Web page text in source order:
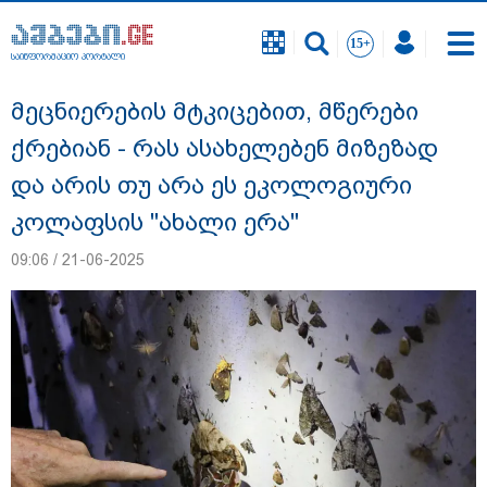
საინფორმაციო პორტალი
"სანაპირო რაიონებში მოსალოდნელია
წვიმა" - გარემოს ეროვნული სააგენტოს
გაფრთხილება: რომელ რეგიონებში უნდა
ველოდოთ ელჭექს, სეტყვასა და ქარის
საინფორმაციო პორტალი
მეცნიერების მტკიცებით, მწერები
ქრებიან - რას ასახელებენ მიზეზად
და არის თუ არა ეს ეკოლოგიური
კოლაფსის "ახალი ერა"
09:06 / 21-06-2025